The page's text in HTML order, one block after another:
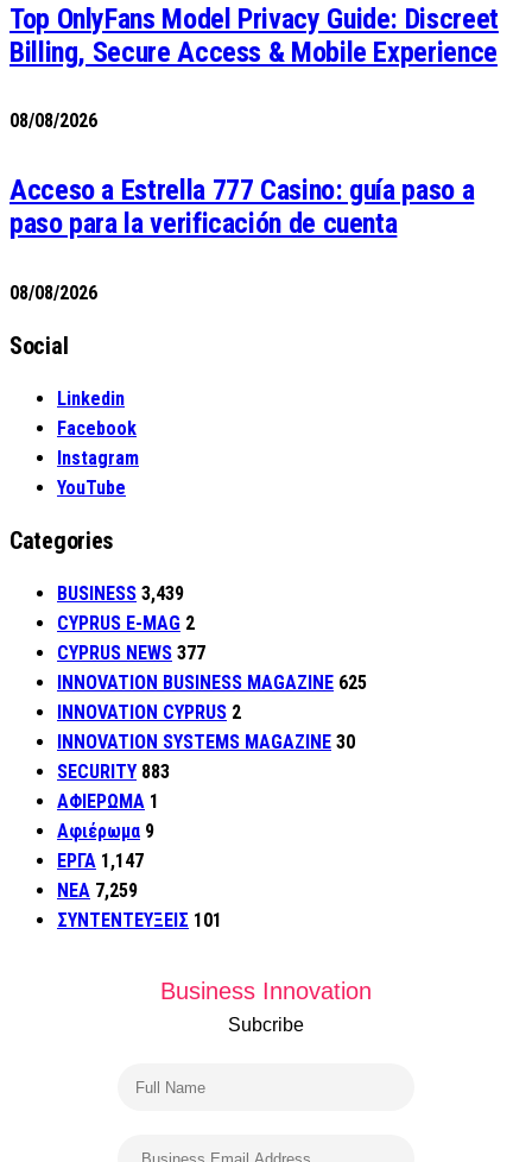
Top OnlyFans Model Privacy Guide: Discreet
Billing, Secure Access & Mobile Experience
08/08/2026
Acceso a Estrella 777 Casino: guía paso a
paso para la verificación de cuenta
08/08/2026
Social
Linkedin
Facebook
Instagram
YouTube
Categories
BUSINESS 3,439
CYPRUS E-MAG 2
CYPRUS NEWS 377
INNOVATION BUSINESS MAGAZINE 625
INNOVATION CYPRUS 2
INNOVATION SYSTEMS MAGAZINE 30
SECURITY 883
ΑΦΙΕΡΩΜΑ 1
Αφιέρωμα 9
ΕΡΓΑ 1,147
ΝΕΑ 7,259
ΣΥΝΤΕΝΤΕΥΞΕΙΣ 101
Business Innovation
Subcribe